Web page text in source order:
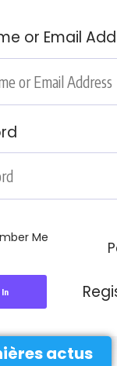
or Email
Me
actus